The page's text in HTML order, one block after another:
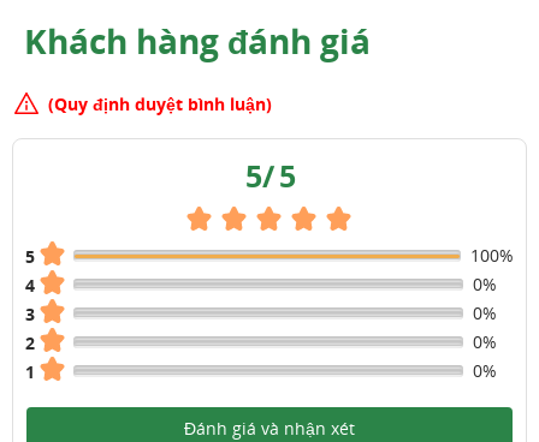
Khách hàng đánh giá
(Quy định duyệt bình luận)
5/5
5
100%
4
0%
3
0%
2
0%
1
0%
Đánh giá và nhận xét